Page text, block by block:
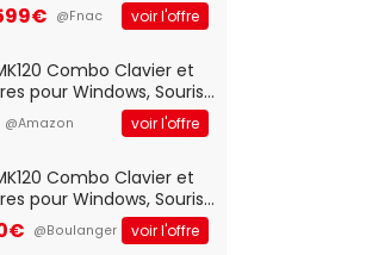
@Fnac voir l'offre
Combo Clavier et
pour Windows, Souris
Connexion USB Plug
Taille
- Noir
@Amazon voir l'offre
Combo Clavier et
pour Windows, Souris
Connexion USB Plug
Taille
@Boulanger voir l'offre